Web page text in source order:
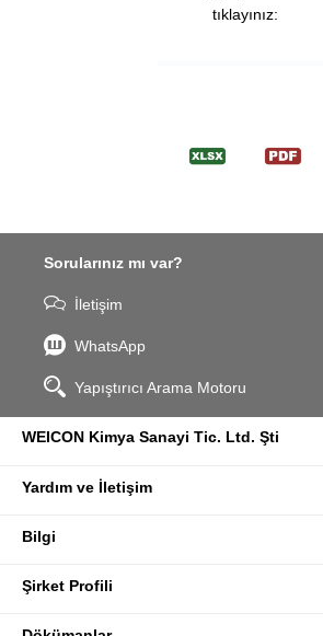
tıklayınız:
Sorularınız mı var?
İletişim
WhatsApp
Yapıştırıcı Arama Motoru
WEICON Kimya Sanayi Tic. Ltd. Şti
Yardım ve İletişim
Bilgi
Şirket Profili